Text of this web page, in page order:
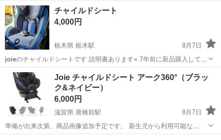
チャイルドシート
4,000円
栃木県 栃木駅
8月7日
joieのチャイルドシートです 説明書あります⭐︎ 7年前に新品購入して使
用していました！ 新生児モードのクッションを付けて、新生児からジ
ュニアモードまで長く使用できる便利なチャイルドシートです⭐︎ 多少
の使用感や薄い染...
栃木 ベビー用品
Joie チャイルドシート アーク360°（ブラッ
ク&ネイビー）
6,000円
滋賀県 唐橋前駅
8月7日
準備が出来次第、商品画像追加予定です。 新生児から利用可能な
ISOFIXタイプのチャイルドシートです。 出品にあたりシート類は自宅